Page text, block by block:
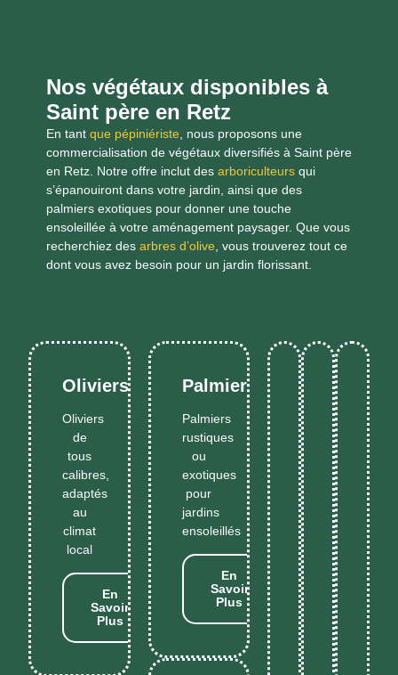
Nos végétaux disponibles à
Saint père en Retz
En tant que pépiniériste, nous proposons une
commercialisation de végétaux diversifiés à Saint père
en Retz. Notre offre inclut des arboriculteursqui
s’épanouiront dans votre jardin, ainsi que des
palmiers exotiques pour donner une touche
ensoleillée à votre aménagement paysager. Que vous
recherchiez des arbres d’olive, vous trouverez tout ce
dont vous avez besoin pour un jardin florissant.
Oliviers
Oliviers
de
tous
calibres,
adaptés
au
climat
local
En
Savoir
Plus
Palmiers
Palmiers
rustiques
ou
exotiques
pour
jardins
ensoleillés
En
Savoir
Plus
Plantes
Essences
typiques
du
sud,
résistantes
et
décoratives
Savoir
Plus
Plantes
de
haies
Végétaux
pour
haies
denses
et
faciles
Plus
et